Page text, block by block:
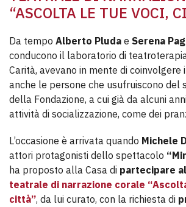
“ASCOLTA LE TUE VOCI,
Da tempo Alberto Pluda e Serena
conducono il laboratorio di
Carità, avevano in mente di
anche le persone che usufruiscono del
della Fondazione, a cui già da alcuni
attività di socializzazione, come dei
L’occasione è arrivata quando Michele
attori protagonisti dello spettacolo
ha proposto alla Casa di partecipare al
teatrale di narrazione corale
città”, da lui curato, con la richiesta di